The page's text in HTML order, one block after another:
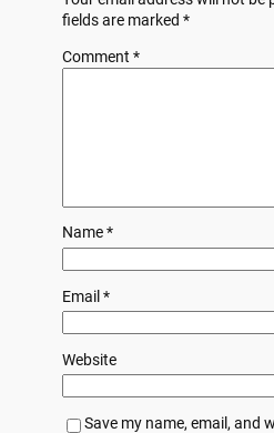
fields are marked *
Comment *
Name*
Email*
Website
Save my name, email, and